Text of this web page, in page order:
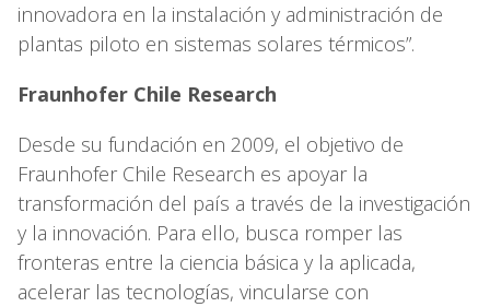
innovadora en la instalación y administración de
plantas piloto en sistemas solares térmicos”.
Fraunhofer Chile Research
Desde su fundación en 2009, el objetivo de
Fraunhofer Chile Research es apoyar la
transformación del país a través de la investigación
y la innovación. Para ello, busca romper las
fronteras entre la ciencia básica y la aplicada,
acelerar las tecnologías, vincularse con